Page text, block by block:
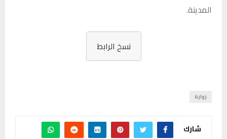
المدينة.
نسخ الرابط
زوارة
شارك